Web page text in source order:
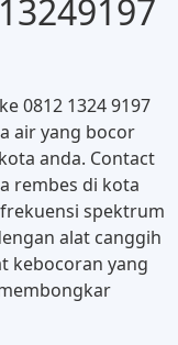
0812 1324 9197
air yang bocor
anda. Contact
rembes di kota
spektrum
alat canggih
kebocoran yang